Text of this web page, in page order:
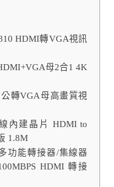
HDMI轉VGA視訊
母2合1 4K
轉VGA母高畫質視
內建晶片 HDMI to
1.8M
功能轉接器/集線器
HDMI 轉接